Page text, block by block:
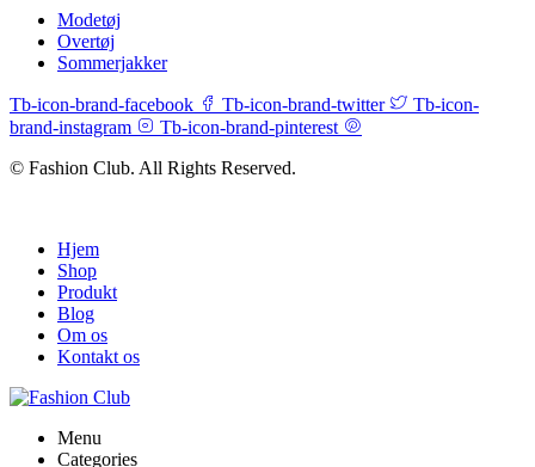
Modetøj
Overtøj
Sommerjakker
Tb-icon-brand-facebook Tb-icon-brand-twitter
Tb-icon-
brand-instagram
Tb-icon-brand-pinterest
© Fashion Club. All Rights Reserved.
Hjem
Shop
Produkt
Blog
Om os
Kontakt os
Menu
Categories